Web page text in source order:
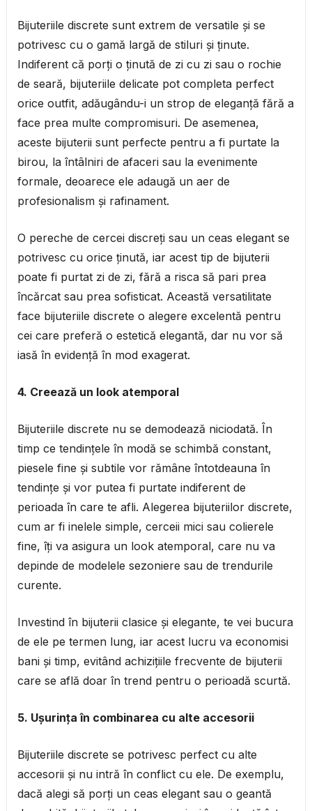
Bijuteriile discrete sunt extrem de versatile și se
potrivesc cu o gamă largă de stiluri și ținute.
Indiferent că porți o ținută de zi cu zi sau o rochie
de seară, bijuteriile delicate pot completa perfect
orice outfit, adăugându-i un strop de eleganță fără a
face prea multe compromisuri. De asemenea,
aceste bijuterii sunt perfecte pentru a fi purtate la
birou, la întâlniri de afaceri sau la evenimente
formale, deoarece ele adaugă un aer de
profesionalism și rafinament.
O pereche de cercei discreți sau un ceas elegant se
potrivesc cu orice ținută, iar acest tip de bijuterii
poate fi purtat zi de zi, fără a risca să pari prea
încărcat sau prea sofisticat. Această versatilitate
face bijuteriile discrete o alegere excelentă pentru
cei care preferă o estetică elegantă, dar nu vor să
iasă în evidență în mod exagerat.
4. Creează un look atemporal
Bijuteriile discrete nu se demodează niciodată. În
timp ce tendințele în modă se schimbă constant,
piesele fine și subtile vor rămâne întotdeauna în
tendințe și vor putea fi purtate indiferent de
perioada în care te afli. Alegerea bijuteriilor discrete,
cum ar fi inelele simple, cerceii mici sau colierele
fine, îți va asigura un look atemporal, care nu va
depinde de modelele sezoniere sau de trendurile
curente.
Investind în bijuterii clasice și elegante, te vei bucura
de ele pe termen lung, iar acest lucru va economisi
bani și timp, evitând achizițiile frecvente de bijuterii
care se află doar în trend pentru o perioadă scurtă.
5. Ușurința în combinarea cu alte accesorii
Bijuteriile discrete se potrivesc perfect cu alte
accesorii și nu intră în conflict cu ele. De exemplu,
dacă alegi să porți un ceas elegant sau o geantă